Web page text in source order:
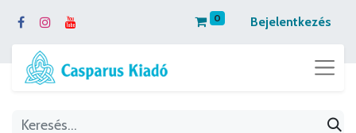
0 Bejelentkezés